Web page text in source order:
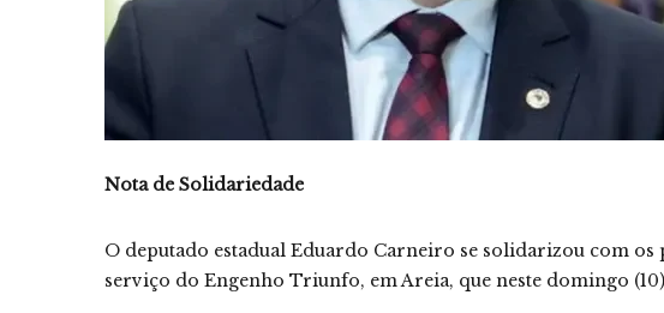
Nota de Solidariedade
O deputado estadual Eduardo Carneiro se solidarizou com
serviço do Engenho Triunfo, em Areia, que neste domingo